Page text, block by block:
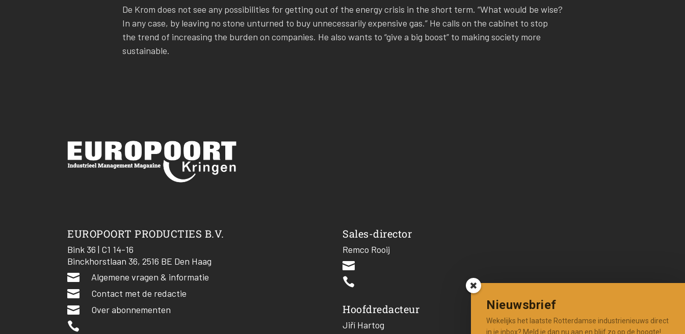
De Krom does not see any possibilities for getting out of the energy crisis in the short term. “What would be wise?
In any case, by leaving no stone unturned to buy unnecessarily expensive gas.” He calls on the cabinet to stop
the trend of increasing the burden on companies. He also wants to “give a big boost” to making society more
sustainable.
EUROPOORT PRODUCTIES B.V.
Bink 36 | C1 14-16
Binckhorstlaan 36, 2516 BE Den Haag
 Algemene vragen & informatie
 Contact met de redactie
 Over abonnementen

Sales-director
Remco Rooij


Hoofdredacteur
Jiří Hartog
Nieuwsbrief
Wekelijks het laatste Rotterdamse industrienieuws direct
in je inbox? Meld je dan nu aan en blijf zo op de hoogte!